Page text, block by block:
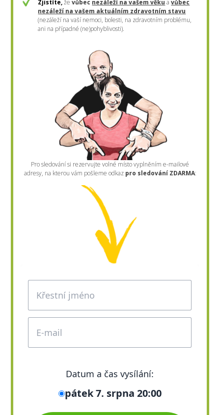
Zjistíte, ževůbec nezáleží na vašem věku avůbec
nezáleží na vašem aktuálním zdravotním stavu
(nezáleží na vaší nemoci, bolesti, na zdravotním problému,
ani na případné (ne)pohyblivosti).
Pro sledování si rezervujte volné místo vyplněním e-mailové
adresy, na kterou vám pošleme odkaz pro sledování ZDARMA: